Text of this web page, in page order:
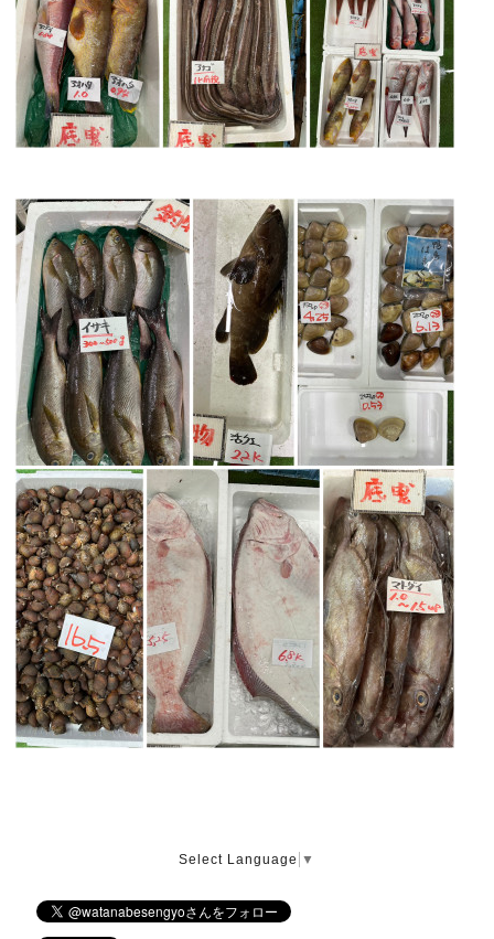
Select Language ▼